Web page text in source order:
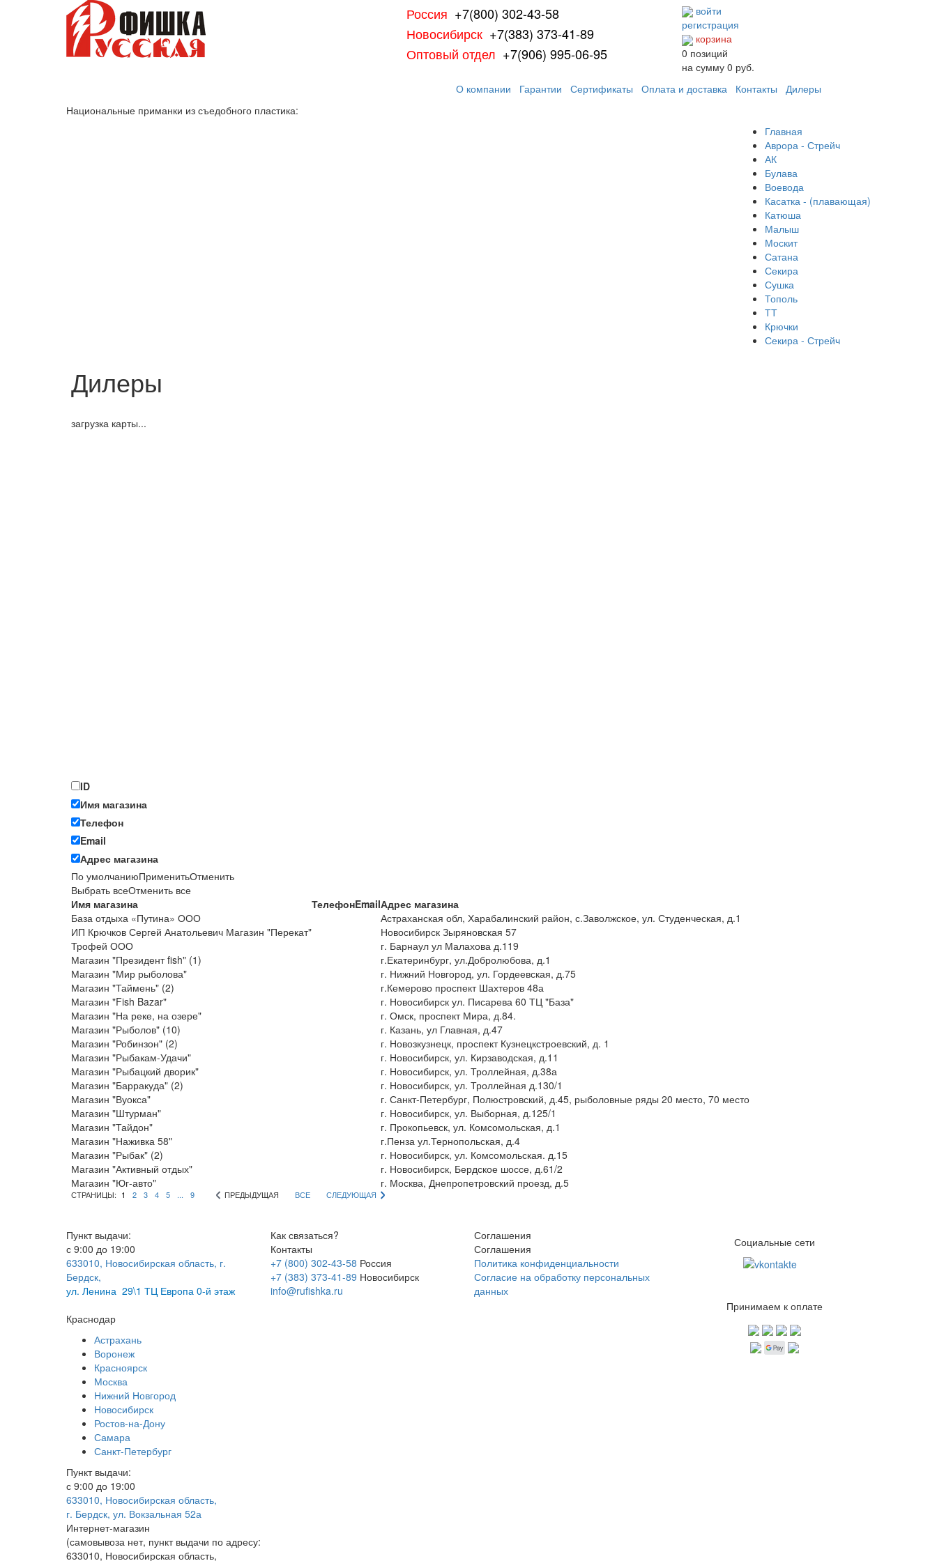
Россия +7(800) 302-43-58
Новосибирск +7(383) 373-41-89
Оптовый отдел +7(906) 995-06-95
войти
регистрация
корзина
0 позиций
на сумму 0 руб.
О компании
Гарантии Сертификаты Оплата и доставка Контакты
Дилеры
Национальные приманки из съедобного пластика:
Главная
Аврора - Стрейч
АК
Булава
Воевода
Касатка - (плавающая)
Катюша
Малыш
Москит
Сатана
Секира
Сушка
Тополь
ТТ
Крючки
Секира - Стрейч
Дилеры
загрузка карты...
ID
Имя магазина
Телефон
Email
Адрес магазина
По умолчаниюПрименитьОтменить
Выбрать всеОтменить все
Имя магазина
ТелефонEmailАдрес магазина
База отдыха «Путина» ООО
Астраханская обл, Харабалинский район, с.Заволжское, ул. Студенческая, д.1
ИП Крючков Сергей Анатольевич Магазин "Перекат"
Новосибирск Зыряновская 57
Трофей ООО
г. Барнаул ул Малахова д.119
Магазин "Президент fish" (1)
г.Екатеринбург, ул.Добролюбова, д.1
Магазин "Мир рыболова"
г. Нижний Новгород, ул. Гордеевская, д.75
Магазин "Таймень" (2)
г.Кемерово проспект Шахтеров 48а
Магазин "Fish Bazar"
г. Новосибирск ул. Писарева 60 ТЦ "База"
Магазин "На реке, на озере"
г. Омск, проспект Мира, д.84.
Магазин "Рыболов" (10)
г. Казань, ул Главная, д.47
Магазин "Робинзон" (2)
г. Новозкузнецк, проспект Кузнецкстроевский, д. 1
Магазин "Рыбакам-Удачи"
г. Новосибирск, ул. Кирзаводская, д.11
Магазин "Рыбацкий дворик"
г. Новосибирск, ул. Троллейная, д.38а
Магазин "Барракуда" (2)
г. Новосибирск, ул. Троллейная д.130/1
Магазин "Вуокса"
г. Санкт-Петербург, Полюстровский, д.45, рыболовные ряды 20 место, 70 место
Магазин "Штурман"
г. Новосибирск, ул. Выборная, д.125/1
Магазин "Тайдон"
г. Прокопьевск, ул. Комсомольская, д.1
Магазин "Наживка 58"
г.Пенза ул.Тернопольская, д.4
Магазин "Рыбак" (2)
г. Новосибирск, ул. Комсомольская. д.15
Магазин "Активный отдых"
г. Новосибирск, Бердское шоссе, д.61/2
Магазин "Юг-авто"
г. Москва, Днепропетровский проезд, д.5
СТРАНИЦЫ: 1 2 3 4 5 ... 9 ПРЕДЫДУЩАЯ ВСЕ СЛЕДУЮЩАЯ
Пункт выдачи:
с 9:00 до 19:00
633010, Новосибирская область, г.
Бердск,
ул. Ленина 29\1 ТЦ Европа 0-й этаж
Краснодар
Астрахань
Воронеж
Красноярск
Москва
Нижний Новгород
Новосибирск
Ростов-на-Дону
Самара
Санкт-Петербург
Как связаться?
Контакты
+7 (800) 302-43-58 Россия
+7 (383) 373-41-89 Новосибирск
info@rufishka.ru
Соглашения
Соглашения
Политика конфиденциальности
Согласие на обработку персональных
данных
Социальные сети
Принимаем к оплате
Пункт выдачи:
с 9:00 до 19:00
633010, Новосибирская область,
г. Бердск, ул. Вокзальная 52а
Интернет-магазин
(самовывоза нет, пункт выдачи по адресу:
633010, Новосибирская область,